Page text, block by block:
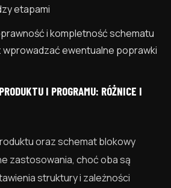
etapami
i kompletność schematu
ewentualne poprawki
I PROGRAMU: RÓŻNICE I
oraz schemat blokowy
zastosowania, choć oba są
struktury i zależności